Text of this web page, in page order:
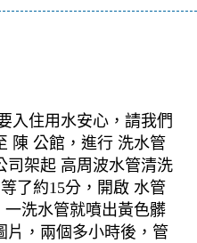
入住用水安心，請我們
陳 公館，進行 洗水管
司架起 高周波水管清洗
了約15分，開啟 水管
洗水管就噴出黃色髒
片，兩個多小時後，管